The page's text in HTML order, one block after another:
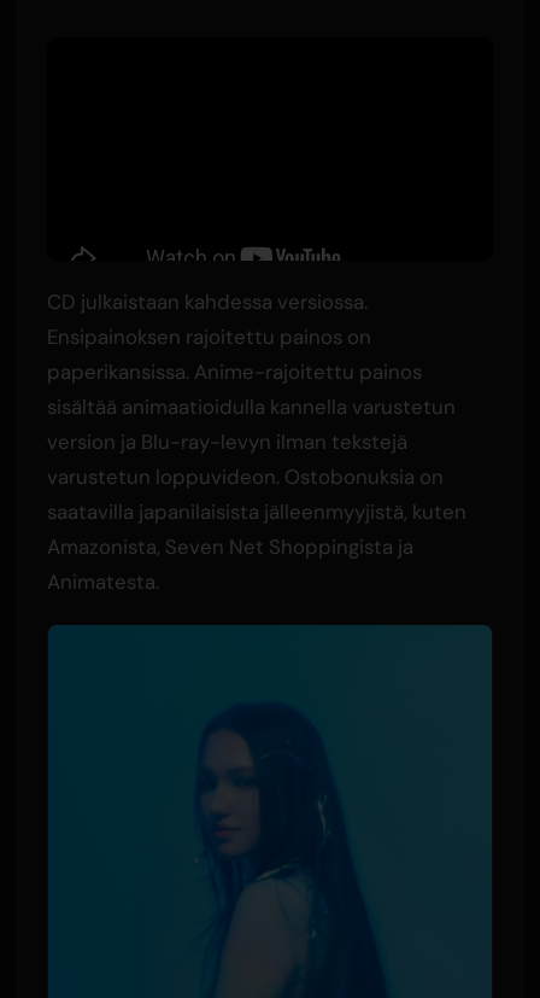
CD julkaistaan kahdessa versiossa.
Ensipainoksen rajoitettu painos on
paperikansissa. Anime-rajoitettu painos
sisältää animaatioidulla kannella varustetun
version ja Blu-ray-levyn ilman tekstejä
varustetun loppuvideon. Ostobonuksia on
saatavilla japanilaisista jälleenmyyjistä, kuten
Amazonista, Seven Net Shoppingista ja
Animatesta.